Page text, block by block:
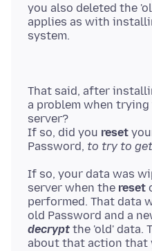
you also deleted the
applies as with
That said, after
a problem when
server?
If so, did you reset
Password, to try to
If so, your data was
server when the reset
performed. That data
old Password and a
decrypt the 'old' data.
about that action that